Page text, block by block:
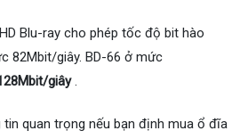
Blu-ray cho phép tốc độ bit hào
82Mbit/giây. BD-66 ở mức
giây.
quan trọng nếu bạn định mua ổ đĩa